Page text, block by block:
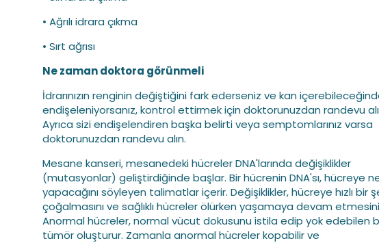
• Ağrılı idrara çıkma
• Sırt ağrısı
Ne zaman doktora görünmeli
İdrarınızın renginin değiştiğini fark ederseniz ve kan
endişeleniyorsanız, kontrol ettirmek için doktorunuzdan randevu
Ayrıca sizi endişelendiren başka belirti veya semptomlarınız varsa
doktorunuzdan randevu alın.
Mesane kanseri, mesanedeki hücreler DNA'larında değişiklikler
(mutasyonlar) geliştirdiğinde başlar. Bir hücrenin DNA'sı, hücreye
yapacağını söyleyen talimatlar içerir. Değişiklikler, hücreye hızlı bir
çoğalmasını ve sağlıklı hücreler ölürken yaşamaya devam
Anormal hücreler, normal vücut dokusunu istila edip yok edebilen
tümör oluşturur. Zamanla anormal hücreler kopabilir ve